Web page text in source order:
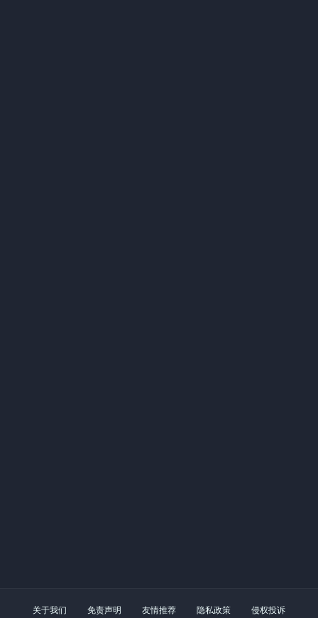
关于我们 免责声明 友情推荐 隐私政策 侵权投诉